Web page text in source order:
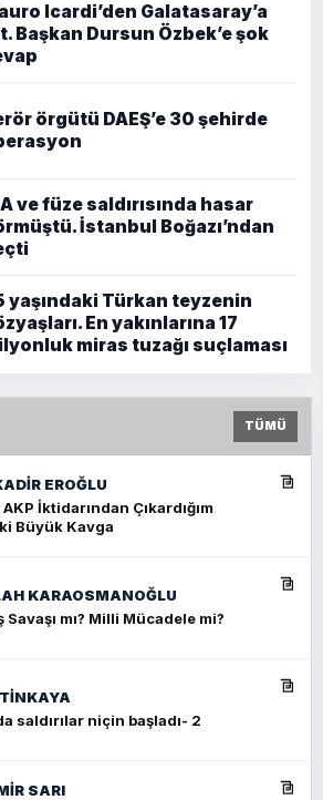
Icardi’den Galatasaray’a
Başkan Dursun Özbek’e şok
örgütü DAEŞ’e 30 şehirde
ve füze saldırısında hasar
İstanbul Boğazı’ndan
yaşındaki Türkan teyzenin
En yakınlarına 17
miras tuzağı suçlaması
TÜMÜ
EROĞLU
AKP İktidarından Çıkardığım
Büyük Kavga
KARAOSMANOĞLU
mı? Milli Mücadele mi?
saldırılar niçin başladı- 2
SARI